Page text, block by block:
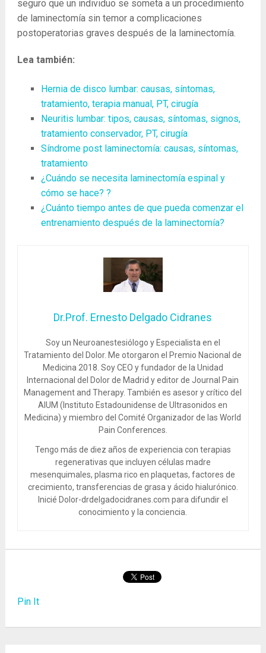
seguro que un individuo se someta a un procedimiento
de laminectomía sin temor a complicaciones
postoperatorias graves después de la laminectomía.
Lea también:
Hernia de disco lumbar: causas, síntomas,
tratamiento, terapia manual, PT, cirugía
Neuritis lumbar: tipos, causas, síntomas, signos,
tratamiento conservador, PT, cirugía
Síndrome post laminectomía: causas, síntomas,
tratamiento
¿Cuándo se necesita laminectomía espinal y
cómo se hace? ?
¿Cuánto tiempo antes de que pueda comenzar el
entrenamiento después de la laminectomía?
Dr.Prof. Ernesto Delgado Cidranes
Soy un Neuroanestesiólogo y Especialista en el
Tratamiento del Dolor. Me otorgaron el Premio Nacional de
Medicina 2018. Soy CEO y fundador de la Unidad
Internacional del Dolor de Madrid y editor de Journal Pain
Management and Therapy. También es asesor y crítico del
AIUM (Instituto Estadounidense de Ultrasonidos en
Medicina) y miembro del Comité Organizador de las World
Pain Conferences.
Tengo más de diez años de experiencia con terapias
regenerativas que incluyen células madre
mesenquimales, plasma rico en plaquetas, factores de
crecimiento, transferencias de grasa y ácido hialurónico.
Inicié Dolor-drdelgadocidranes.com para difundir el
conocimiento y la conciencia.
Pin It